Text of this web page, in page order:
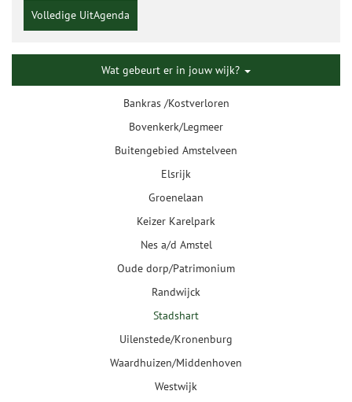
Volledige UitAgenda
Wat gebeurt er in jouw wijk?
Bankras /Kostverloren
Bovenkerk/Legmeer
Buitengebied Amstelveen
Elsrijk
Groenelaan
Keizer Karelpark
Nes a/d Amstel
Oude dorp/Patrimonium
Randwijck
Stadshart
Uilenstede/Kronenburg
Waardhuizen/Middenhoven
Westwijk